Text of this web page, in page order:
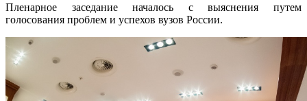
Пленарное заседание началось с выяснения путем
голосования проблем и успехов вузов России.